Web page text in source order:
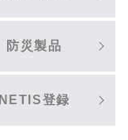
防災製品
NETIS登録